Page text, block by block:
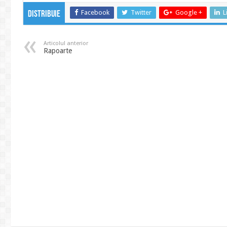
Distribuie Facebook Twitter Google +
Articolul anterior
Rapoarte